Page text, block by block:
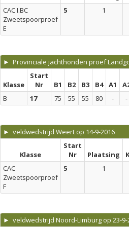
CAC I.BC
Zweetspoorproef
E
5 1
► Provinciale jachthonden proef
Klasse
Start
Nr
B1 B2 B3 B4 A1
B
17 75 55 55 80 - -
► veldwedstrijd Weert op 14-9-2016
Klasse
Start
Nr
Plaatsing
CAC
Zweetspoorproef
F
5 1
► veldwedstrijd Noord-Limburg op 23-9-